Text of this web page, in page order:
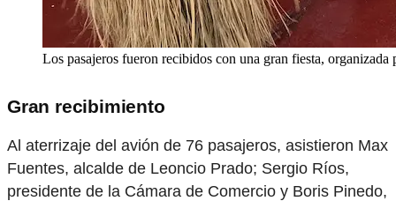
Los pasajeros fueron recibidos con una gran fiesta,
Gran recibimiento
Al aterrizaje del avión de 76 pasajeros, asistieron Max
Fuentes, alcalde de Leoncio Prado; Sergio Ríos,
presidente de la Cámara de Comercio y Boris Pinedo,